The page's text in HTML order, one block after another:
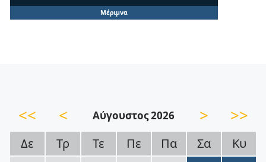
Μέριμνα
<< < Αύγουστος 2026 > >>
Δε Τρ Τε Πε Πα Σα
Κυ